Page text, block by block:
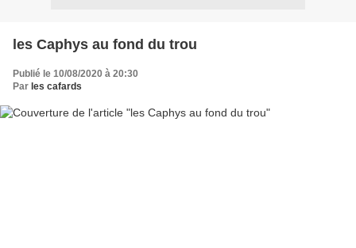
les Caphys au fond du trou
Publié le 10/08/2020 à 20:30
Par les cafards